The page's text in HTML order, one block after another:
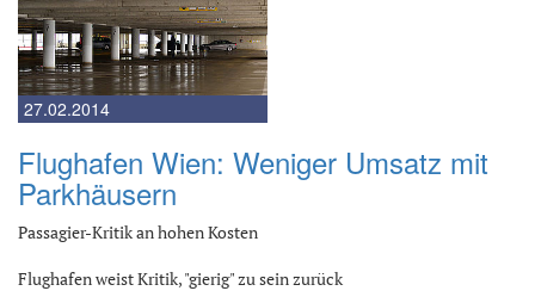
27.02.2014
Flughafen Wien: Weniger Umsatz mit
Parkhäusern
Passagier-Kritik an hohen Kosten
Flughafen weist Kritik, "gierig" zu sein zurück